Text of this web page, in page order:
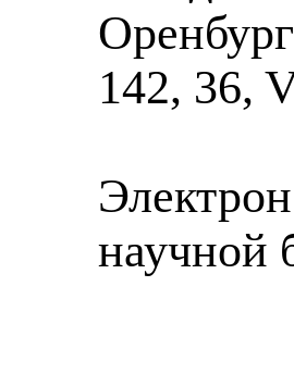
142, 36,
научной